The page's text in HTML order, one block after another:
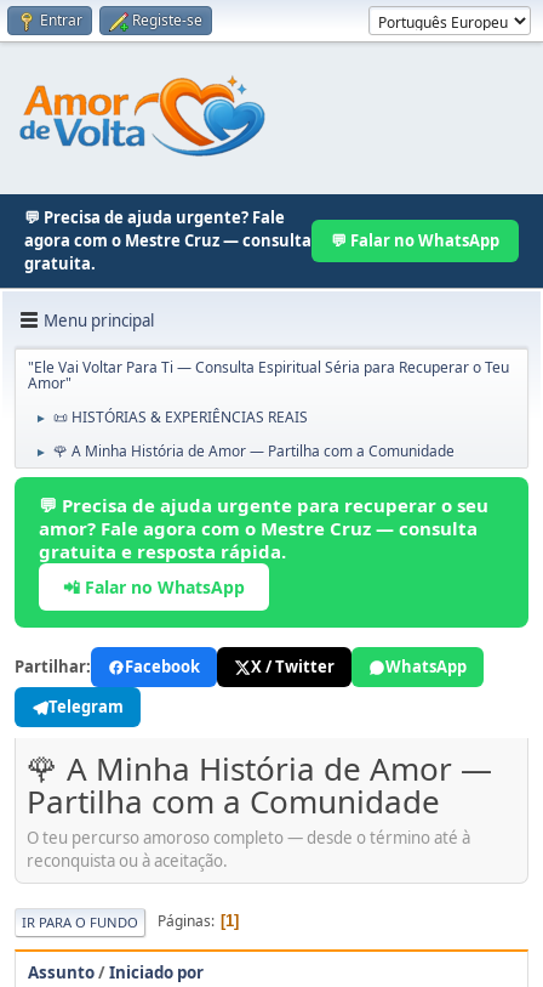
Entrar Registe-se
💬 Precisa de ajuda urgente? Fale
agora com o Mestre Cruz — consulta
gratuita.
💬 Falar no WhatsApp
Menu principal
"Ele Vai Voltar Para Ti — Consulta Espiritual Séria para Recuperar o Teu
Amor"
► 📜 HISTÓRIAS & EXPERIÊNCIAS REAIS
► 🌹 A Minha História de Amor — Partilha com a Comunidade
💬 Precisa de ajuda urgente para recuperar o seu
amor? Fale agora com o Mestre Cruz — consulta
gratuita e resposta rápida.
📲 Falar no WhatsApp
Partilhar: Facebook X / Twitter
WhatsApp
Telegram
🌹 A Minha História de Amor —
Partilha com a Comunidade
O teu percurso amoroso completo — desde o término até à
reconquista ou à aceitação.
IR PARA O FUNDO Páginas 1
Assunto/Iniciado por